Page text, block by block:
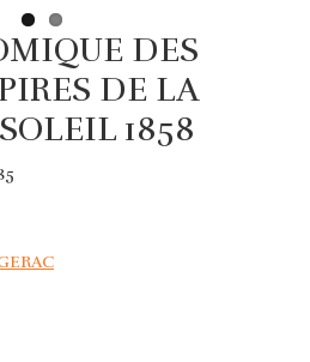
DES
DE LA
1858